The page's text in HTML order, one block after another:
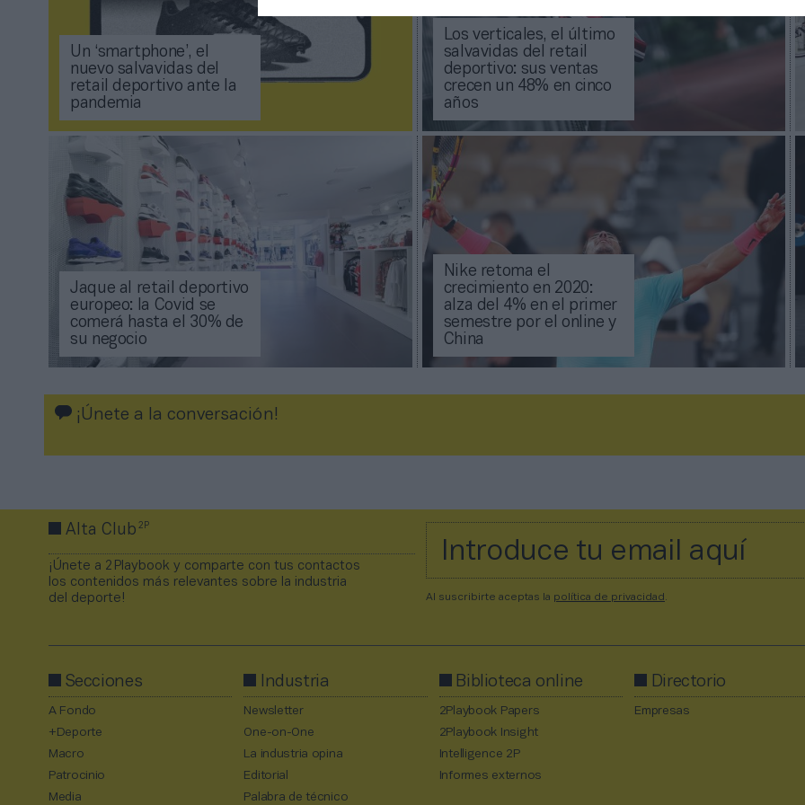
Un ‘smartphone’, el
nuevo salvavidas del
retail deportivo ante la
pandemia
Los verticales, el último
salvavidas del retail
deportivo: sus ventas
crecen un 48% en cinco
años
Jaque al retail deportivo
europeo: la Covid se
comerá hasta el 30% de
su negocio
Nike retoma el
crecimiento en 2020:
alza del 4% en el primer
semestre por el online y
China
¡Únete a la conversación!
Alta Club2P
¡Únete a 2Playbook y comparte con tus contactos
los contenidos más relevantes sobre la industria
del deporte!
Al suscribirte aceptas la política de privacidad
Secciones
A Fondo
+Deporte
Macro
Patrocinio
Media
Industria
Newsletter
One-on-One
La industria opina
Editorial
Palabra de técnico
Biblioteca online
2Playbook Papers
2Playbook Insight
Intelligence 2P
Informes externos
Directorio
Empresas